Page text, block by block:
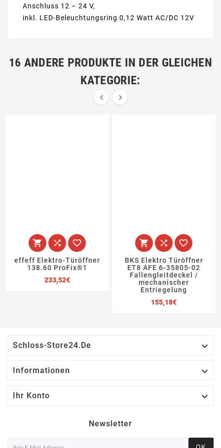
Anschluss 12 – 24 V,
inkl. LED-Beleuchtungsring 0,12 Watt AC/DC 12V
16 ANDERE PRODUKTE IN DER GLEICHEN
KATEGORIE:
 
  
effeff Elektro-Türöffner
138.60 ProFix®1
233,52€Preis
  
BKS Elektro Türöffner
ET8 AFE 6-35805-02
Fallengleitdeckel /
mechanischer
Entriegelung
155,18€Preis
Schloss-Store24.de 
Informationen 
Ihr Konto 
Newsletter